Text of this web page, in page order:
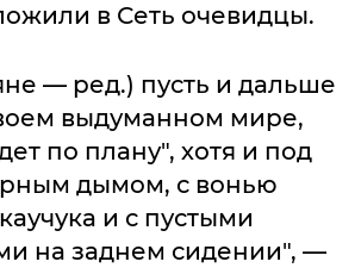
в Сеть очевидцы.
— ред.) пусть и дальше
выдуманном мире,
по плану", хотя и под
дымом, с вонью
и с пустыми
на заднем сидении", —